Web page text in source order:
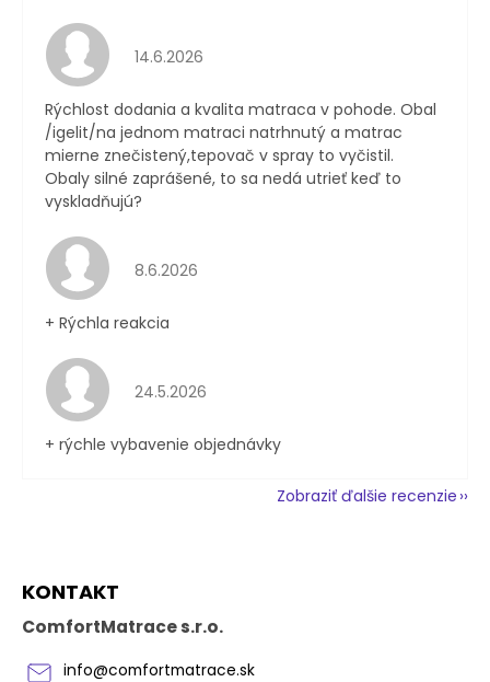
Hodnotenie obchodu je 4 z 5 hviezdičiek.
14.6.2026
Rýchlost dodania a kvalita matraca v pohode. Obal
/igelit/na jednom matraci natrhnutý a matrac
mierne znečistený,tepovač v spray to vyčistil.
Obaly silné zaprášené, to sa nedá utrieť keď to
vyskladňujú?
Hodnotenie obchodu je 4 z 5 hviezdičiek.
8.6.2026
+ Rýchla reakcia
Hodnotenie obchodu je 5 z 5 hviezdičiek.
24.5.2026
+ rýchle vybavenie objednávky
Zobraziť ďalšie recenzie
KONTAKT
ComfortMatrace s.r.o.
info@comfortmatrace.sk